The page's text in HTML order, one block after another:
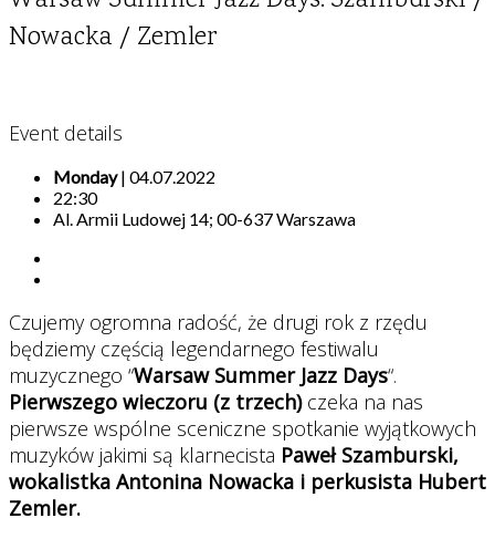
Nowacka / Zemler
Event details
Monday| 04.07.2022
22:30
Al. Armii Ludowej 14; 00-637 Warszawa
Czujemy ogromna radość, że drugi rok z rzędu
będziemy częścią legendarnego festiwalu
muzycznego “Warsaw Summer Jazz Days“.
Pierwszego wieczoru (z trzech)czeka na nas
pierwsze wspólne sceniczne spotkanie wyjątkowych
muzyków jakimi są klarnecista Paweł Szamburski,
wokalistka Antonina Nowacka i perkusista Hubert
Zemler.